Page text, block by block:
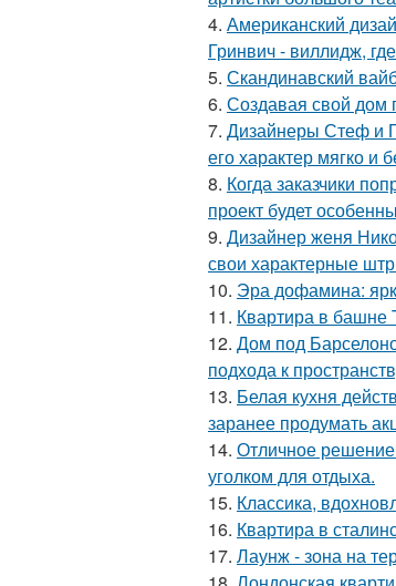
4. Американский
Гринвич - виллидж,
5. Скандинавский
6. Создавая свой дом
7. Дизайнеры Стеф и
его характер мягко и
8. Когда заказчики
проект будет
9. Дизайнер женя
свои характерные
10. Эра дофамина:
11. Квартира в башне
12. Дом под
подхода к
13. Белая кухня
заранее продумать
14. Отличное
уголком для отдыха.
15. Классика,
16. Квартира в
17. Лаунж - зона на